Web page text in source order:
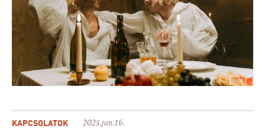
KAPCSOLATOK 2025.jan.16.